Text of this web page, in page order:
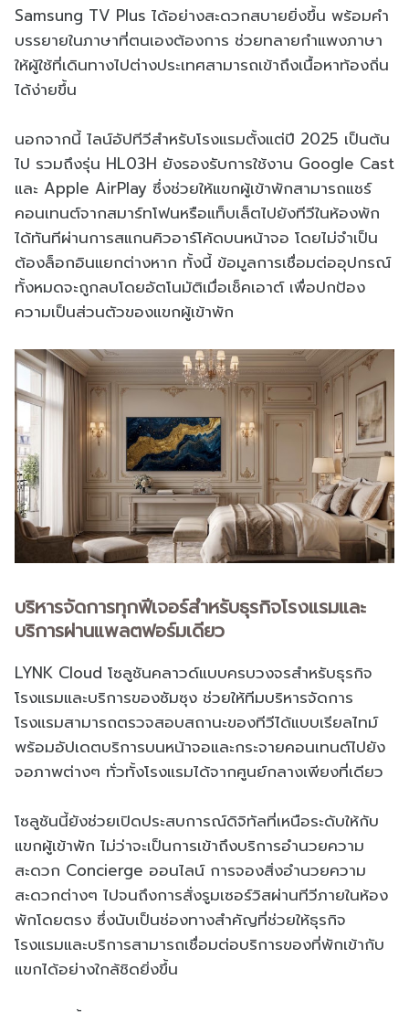
Samsung TV Plus ได้อย่างสะดวกสบายยิ่งขึ้น พร้อมคำ
บรรยายในภาษาที่ตนเองต้องการ ช่วยทลายกำแพงภาษา
ให้ผู้ใช้ที่เดินทางไปต่างประเทศสามารถเข้าถึงเนื้อหาท้องถิ่น
ได้ง่ายขึ้น
นอกจากนี้ ไลน์อัปทีวีสำหรับโรงแรมตั้งแต่ปี 2025 เป็นต้น
ไป รวมถึงรุ่น HL03H ยังรองรับการใช้งาน Google Cast
และ Apple AirPlay ซึ่งช่วยให้แขกผู้เข้าพักสามารถแชร์
คอนเทนต์จากสมาร์ทโฟนหรือแท็บเล็ตไปยังทีวีในห้องพัก
ได้ทันทีผ่านการสแกนคิวอาร์โค้ดบนหน้าจอ โดยไม่จำเป็น
ต้องล็อกอินแยกต่างหาก ทั้งนี้ ข้อมูลการเชื่อมต่ออุปกรณ์
ทั้งหมดจะถูกลบโดยอัตโนมัติเมื่อเช็คเอาต์ เพื่อปกป้อง
ความเป็นส่วนตัวของแขกผู้เข้าพัก
บริหารจัดการทุกฟีเจอร์สำหรับธุรกิจโรงแรมและ
บริการผ่านแพลตฟอร์มเดียว
LYNK Cloud โซลูชันคลาวด์แบบครบวงจรสำหรับธุรกิจ
โรงแรมและบริการของซัมซุง ช่วยให้ทีมบริหารจัดการ
โรงแรมสามารถตรวจสอบสถานะของทีวีได้แบบเรียลไทม์
พร้อมอัปเดตบริการบนหน้าจอและกระจายคอนเทนต์ไปยัง
จอภาพต่างๆ ทั่วทั้งโรงแรมได้จากศูนย์กลางเพียงที่เดียว
โซลูชันนี้ยังช่วยเปิดประสบการณ์ดิจิทัลที่เหนือระดับให้กับ
แขกผู้เข้าพัก ไม่ว่าจะเป็นการเข้าถึงบริการอำนวยความ
สะดวก Concierge ออนไลน์ การจองสิ่งอำนวยความ
สะดวกต่างๆ ไปจนถึงการสั่งรูมเซอร์วิสผ่านทีวีภายในห้อง
พักโดยตรง ซึ่งนับเป็นช่องทางสำคัญที่ช่วยให้ธุรกิจ
โรงแรมและบริการสามารถเชื่อมต่อบริการของที่พักเข้ากับ
แขกได้อย่างใกล้ชิดยิ่งขึ้น